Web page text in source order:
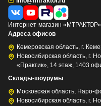
Интернет-магазин «МТРАКТОР»
Адреса офисов
Кемеровская область, г.
Новосибирская область, г.
«Практик», 14 этаж, 1403
Склады-шоурумы
Московская область, Наро-
Новосибирская область, г.